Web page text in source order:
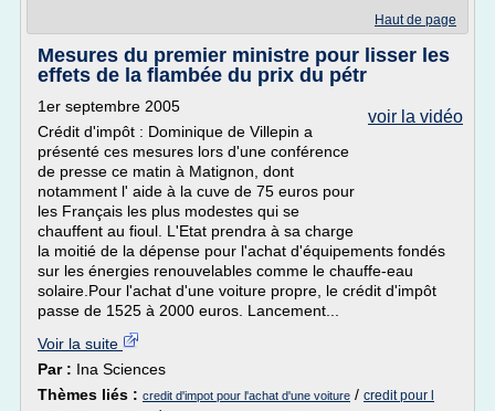
Haut de page
Mesures du premier ministre pour lisser les
effets de la flambée du prix du pétr
voir la vidéo
1er septembre 2005
Crédit d'impôt : Dominique de Villepin a
présenté ces mesures lors d'une conférence
de presse ce matin à Matignon, dont
notamment l' aide à la cuve de 75 euros pour
les Français les plus modestes qui se
chauffent au fioul. L'Etat prendra à sa charge
la moitié de la dépense pour l'achat d'équipements fondés
sur les énergies renouvelables comme le chauffe-eau
solaire.Pour l'achat d'une voiture propre, le crédit d'impôt
passe de 1525 à 2000 euros. Lancement...
Voir la suite
Par : Ina Sciences
Thèmes liés : credit d'impot pour l'achat d'une voiture / credit pour l